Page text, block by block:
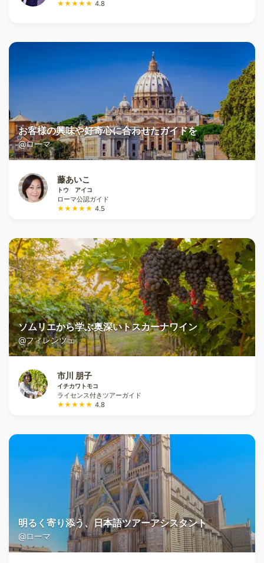
★★★★★ 4.8
お客様の興味や好奇心に合わせたガイドを
@ローマ
藤あいこ
トウ アイコ
ローマ公認ガイド
★★★★★ 4.5
ソムリエから学ぶ奥深いトスカーナワイン
@フィレンツェ
市川 朋子
イチカワトモコ
ライセンス付きツアーガイド
★★★★★ 4.8
明るく寄り添う、日本語ツアーアシスタント
@ローマ